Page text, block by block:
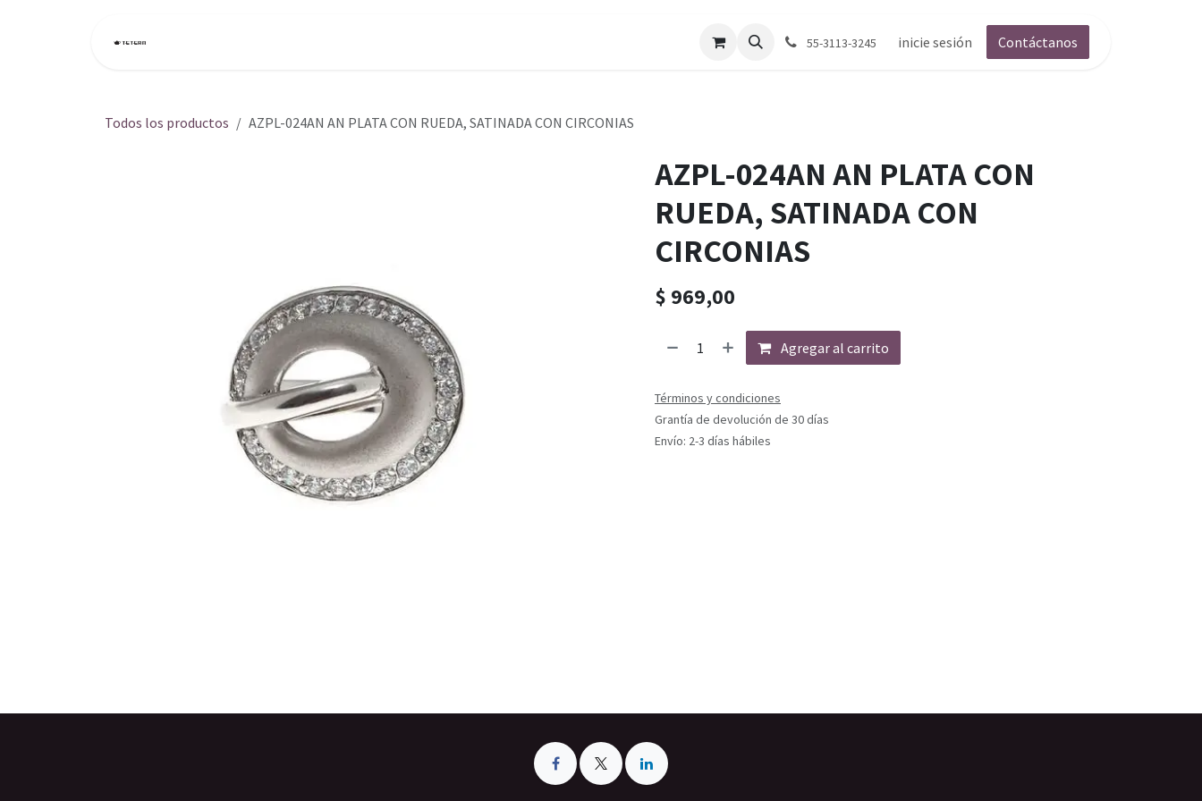
55-3113-3245 inicie sesión Contáctanos
Todos los productos AZPL-024AN AN PLATA CON RUEDA, SATINADA CON CIRCONIAS
AZPL-024AN AN PLATA CON
RUEDA, SATINADA CON
CIRCONIAS
$ 969,00
Agregar al carrito
Términos y condiciones
Grantía de devolución de 30 días
Envío: 2-3 días hábiles